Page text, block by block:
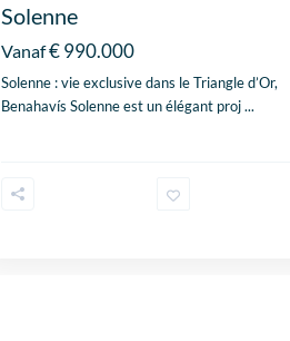
Solenne
Vanaf€ 990.000
Solenne : vie exclusive dans le Triangle d’Or,
Benahavís Solenne est un élégant proj...